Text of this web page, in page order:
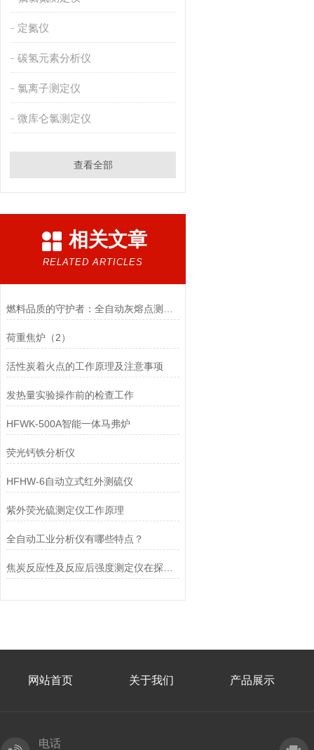
定氮仪
碳氢元素分析仪
氯离子测定仪
微库仑氯测定仪
查看全部
相关文章
RELATED ARTICLES
荷重焦炉（2）
活性炭着火点的工作原理及注意事项
发热量实验操作前的检查工作
HFWK-500A智能一体马弗炉
荧光钙铁分析仪
HFHW-6自动立式红外测硫仪
紫外荧光硫测定仪工作原理
全自动工业分析仪有哪些特点？
网站首页 关于我们 产品展示
电话